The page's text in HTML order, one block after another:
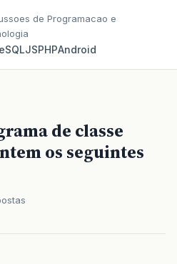
de Programacao e
SQLJSPHPAndroid
de classe
os seguintes